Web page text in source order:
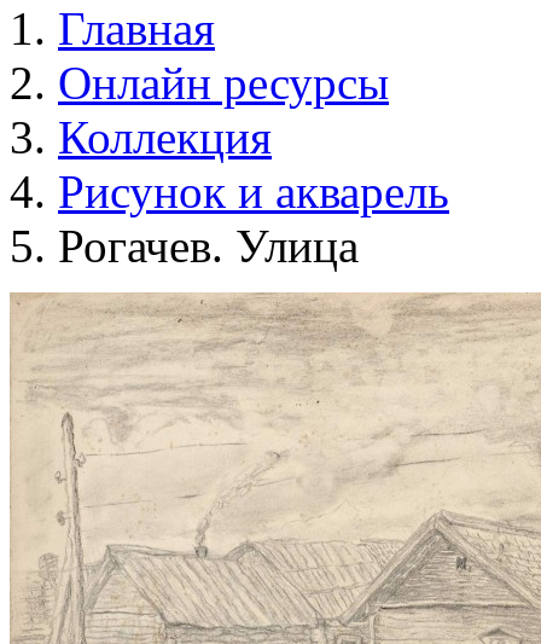
Главная
Онлайн ресурсы
Коллекция
Рисунок и акварель
Рогачев. Улица